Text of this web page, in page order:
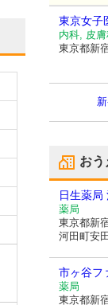
東京女子
内科, 皮
東京都新
おう
日生薬局
薬局
東京都新
河田町安
市ヶ谷フ
薬局
東京都新